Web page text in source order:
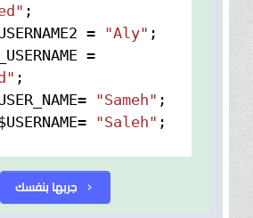
= "Aly"
=
"Sameh"
"Saleh" ;
جربها بنفسك chevron_right